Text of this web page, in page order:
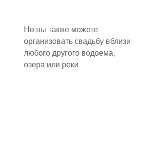
Но вы также можете
организовать свадьбу вблизи
любого другого водоема,
озера или реки.